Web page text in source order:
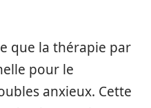
que la thérapie par
pour le
anxieux. Cette